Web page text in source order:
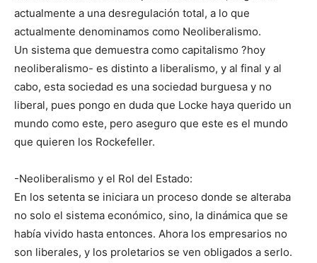
actualmente a una desregulación total, a lo que
actualmente denominamos como Neoliberalismo.
Un sistema que demuestra como capitalismo ?hoy
neoliberalismo- es distinto a liberalismo, y al final y al
cabo, esta sociedad es una sociedad burguesa y no
liberal, pues pongo en duda que Locke haya querido un
mundo como este, pero aseguro que este es el mundo
que quieren los Rockefeller.
-Neoliberalismo y el Rol del Estado:
En los setenta se iniciara un proceso donde se alteraba
no solo el sistema económico, sino, la dinámica que se
había vivido hasta entonces. Ahora los empresarios no
son liberales, y los proletarios se ven obligados a serlo.